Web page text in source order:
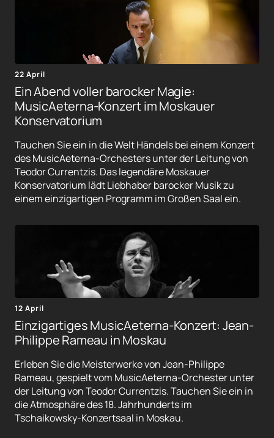
22 April
Ein Abend voller barocker Magie:
MusicAeterna-Konzert im Moskauer
Konservatorium
Tauchen Sie ein in die Welt Händels bei einem Konzert
des MusicAeterna-Orchesters unter der Leitung von
Teodor Currentzis. Das legendäre Moskauer
Konservatorium lädt Liebhaber barocker Musik zu
einem einzigartigen Programm im Großen Saal ein.
12 April
Einzigartiges MusicAeterna-Konzert: Jean-
Philippe Rameau in Moskau
Erleben Sie die Meisterwerke von Jean-Philippe
Rameau, gespielt vom MusicAeterna-Orchester unter
der Leitung von Teodor Currentzis. Tauchen Sie ein in
die Atmosphäre des 18. Jahrhunderts im
Tschaikowsky-Konzertsaal in Moskau.